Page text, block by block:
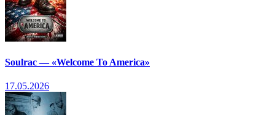
Soulrac — «Welcome To America»
17.05.2026